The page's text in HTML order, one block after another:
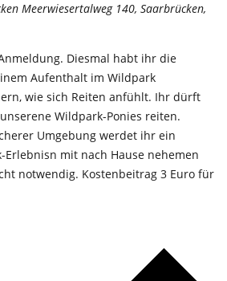
Meerwiesertalweg 140, Saarbrücken,
Diesmal habt ihr die
Aufenthalt im Wildpark
wie sich Reiten anfühlt. Ihr dürft
Wildpark-Ponies reiten.
Umgebung werdet ihr ein
Erlebnisn mit nach Hause nehemen
notwendig. Kostenbeitrag 3 Euro für